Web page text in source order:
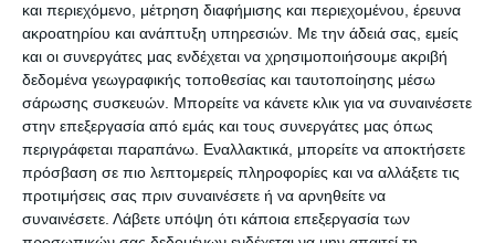
και περιεχόμενο, μέτρηση διαφήμισης και περιεχομένου, έρευνα
ακροατηρίου και ανάπτυξη υπηρεσιών. Με την άδειά σας, εμείς
και οι συνεργάτες μας ενδέχεται να χρησιμοποιήσουμε ακριβή
δεδομένα γεωγραφικής τοποθεσίας και ταυτοποίησης μέσω
σάρωσης συσκευών. Μπορείτε να κάνετε κλικ για να συναινέσετε
στην επεξεργασία από εμάς και τους συνεργάτες μας όπως
περιγράφεται παραπάνω. Εναλλακτικά, μπορείτε να αποκτήσετε
πρόσβαση σε πιο λεπτομερείς πληροφορίες και να αλλάξετε τις
προτιμήσεις σας πριν συναινέσετε ή να αρνηθείτε να
συναινέσετε. Λάβετε υπόψη ότι κάποια επεξεργασία των
Ειδικότερα, χθες (24.02.2021), πραγματοποιήθηκε
επιχείρηση, με τη συνδρομή αστυνομικών της
Ομάδας ΔΙ.ΑΣ, κατά την οποία συνελήφθη ο
ημεδαπός καλλιεργητής και διαπιστώθηκε ότι σε
αγρόκτημα διπλά στην οικία του, διατηρούσε
τρία τροχόσπιτα, έχοντας στο ένα από αυτά
διαμορφώσει πλήρες εργαστήριο καλλιέργειας